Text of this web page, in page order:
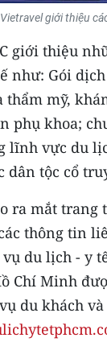
TIN
SÂU
- MỖI XÃ
giới thiệu
giới thiệu
như: Gói
thẩm mỹ,
phụ khoa;
lĩnh vực du
dân tộc cổ
ra mắt
thông tin
du lịch - y
Chí Minh
du khách